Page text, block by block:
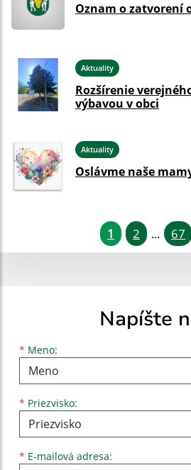
Oznam o zatvorení
Aktuality
Rozšírenie
výbavou v obci
Aktuality
Oslávme naše
1 2 ... 67
Napíšte
* Meno:
Meno
* Priezvisko:
Priezvisko
* E-mailová adresa:
E-mailová adresa